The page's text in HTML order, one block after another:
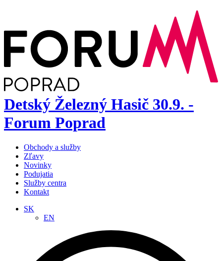
Detský Železný Hasič 30.9. -
Forum Poprad
Obchody a služby
Zľavy
Novinky
Podujatia
Služby centra
Kontakt
SK
EN